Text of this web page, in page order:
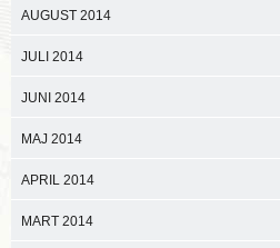
AUGUST 2014
JULI 2014
JUNI 2014
MAJ 2014
APRIL 2014
MART 2014